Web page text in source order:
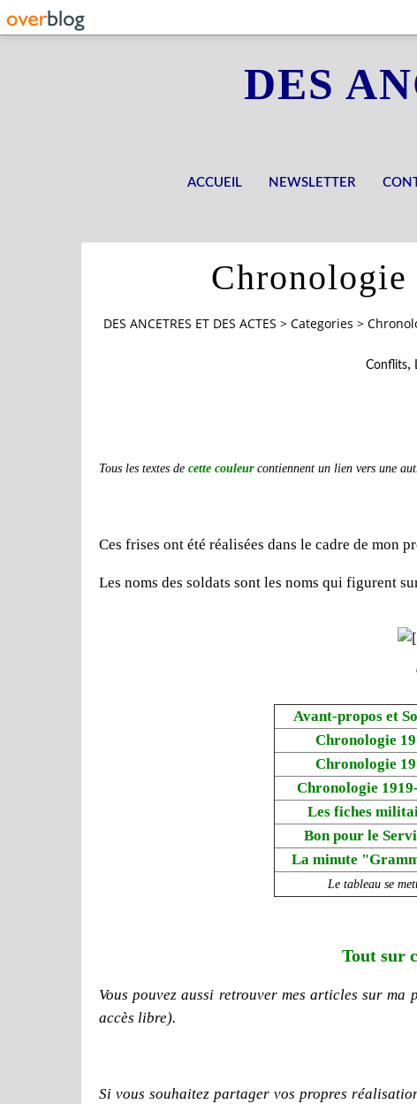
DES
ACCUEIL NEWSLETTER
Chronologie
DES ANCETRES ET DES ACTES > Categories >
Conflits,
Tous les textes de cette couleurcontiennent un lien vers une
Ces frises ont été réalisées dans le cadre de mon
Les noms des soldats sont les noms qui figurent
Avant-propos et
Chronologie
Chronologie
Chronologie
Les fiches
Bon pour le
La minute
Le tableau se
Tout sur
Vous pouvez aussi retrouver mes articles sur
accès libre).
Si vous souhaitez partager vos propres